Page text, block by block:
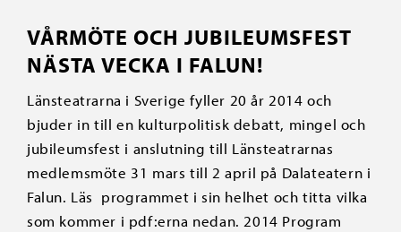
VÅRMÖTE OCH JUBILEUMSFEST
NÄSTA VECKA I FALUN!
Länsteatrarna i Sverige fyller 20 år 2014 och
bjuder in till en kulturpolitisk debatt, mingel och
jubileumsfest i anslutning till Länsteatrarnas
medlemsmöte 31 mars till 2 april på Dalateatern i
Falun. Läs programmet i sin helhet och titta vilka
som kommer i pdf:erna nedan. 2014 Program